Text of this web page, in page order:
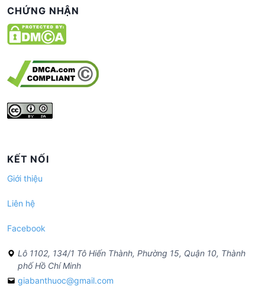
CHỨNG NHẬN
KẾT NỐI
Giới thiệu
Liên hệ
Facebook
Lô 1102, 134/1 Tô Hiến Thành, Phường 15, Quận 10, Thành
phố Hồ Chí Minh
giabanthuoc@gmail.com